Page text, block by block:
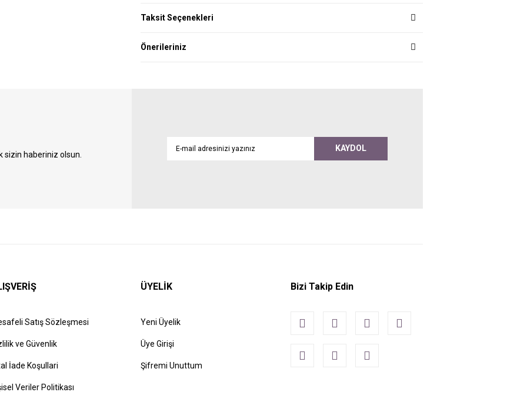
Taksit Seçenekleri
Önerileriniz
sizin haberiniz olsun.
KAYDOL
Satış Sözleşmesi
ve Güvenlik
İade Koşullari
Veriler Politikası
ÜYELİK
Yeni Üyelik
Üye Girişi
Şifremi Unuttum
Bizi Takip Edin